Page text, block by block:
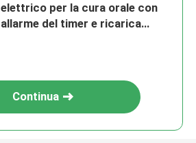
elettrico per la cura orale con
allarme del timer e ricarica
Continua